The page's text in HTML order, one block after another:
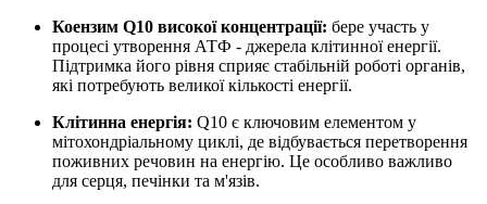
Коензим Q10 високої концентрації: бере участь у
процесі утворення АТФ - джерела клітинної енергії.
Підтримка його рівня сприяє стабільній роботі органів,
які потребують великої кількості енергії.
Клітинна енергія: Q10 є ключовим елементом у
мітохондріальному циклі, де відбувається перетворення
поживних речовин на енергію. Це особливо важливо
для серця, печінки та м'язів.